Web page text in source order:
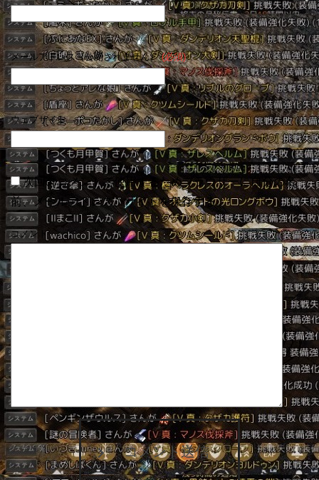
メールアドレス（公開されません）(必須)
ウェブサイト
次回のコメントで使用するためブラウザーに自分の名
前、メールアドレス、サイトを保存する。
コメント
コメント送信